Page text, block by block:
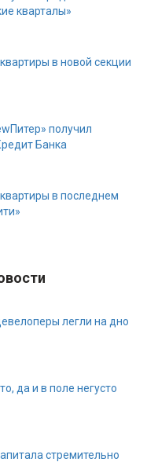
кварталы»
в новой секции
получил
Банка
в последнем
легли на дно
да и в поле негусто
стремительно